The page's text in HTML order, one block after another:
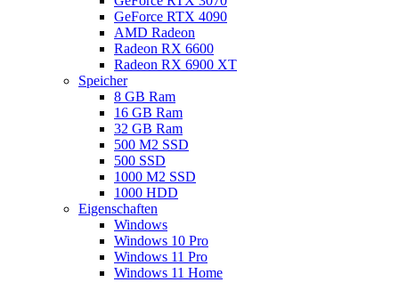
GeForce RTX 4090
AMD Radeon
Radeon RX 6600
Radeon RX 6900 XT
Speicher
8 GB Ram
16 GB Ram
32 GB Ram
500 M2 SSD
500 SSD
1000 M2 SSD
1000 HDD
Eigenschaften
Windows
Windows 10 Pro
Windows 11 Pro
Windows 11 Home